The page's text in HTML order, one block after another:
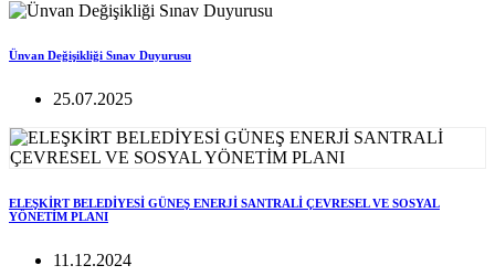
Ünvan Değişikliği Sınav Duyurusu
25.07.2025
ELEŞKİRT BELEDİYESİ GÜNEŞ ENERJİ SANTRALİ ÇEVRESEL VE SOSYAL
YÖNETİM PLANI
11.12.2024